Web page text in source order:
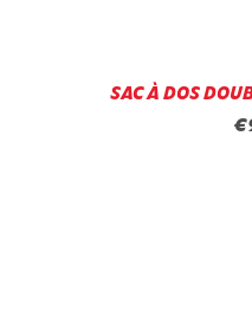
SAC À DOS